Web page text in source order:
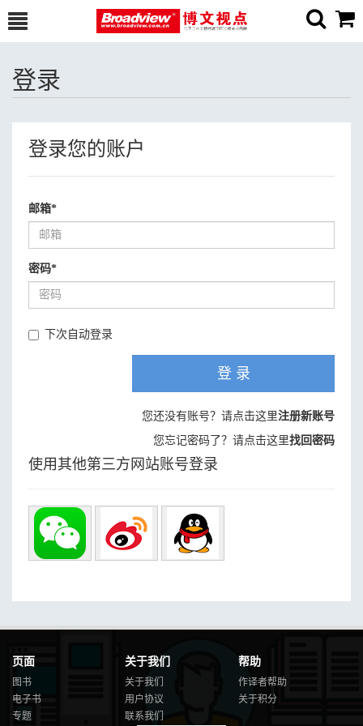
登录
登录您的账户
邮箱*
密码*
下次自动登录
登 录
您还没有账号？请点击这里注册新账号
您忘记密码了？请点击这里找回密码
使用其他第三方网站账号登录
页面
图书
电子书
专题
关于我们
关于我们
用户协议
联系我们
帮助
作译者帮助
关于积分